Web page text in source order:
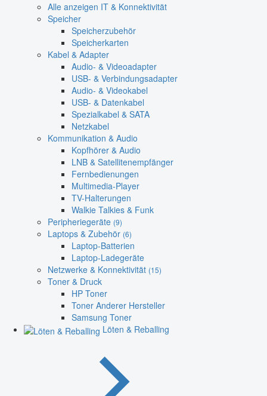
Alle anzeigen IT & Konnektivität
Speicher
Speicherzubehör
Speicherkarten
Kabel & Adapter
Audio- & Videoadapter
USB- & Verbindungsadapter
Audio- & Videokabel
USB- & Datenkabel
Spezialkabel & SATA
Netzkabel
Kommunikation & Audio
Kopfhörer & Audio
LNB & Satellitenempfänger
Fernbedienungen
Multimedia-Player
TV-Halterungen
Walkie Talkies & Funk
Peripheriegeräte (9)
Laptops & Zubehör (6)
Laptop-Batterien
Laptop-Ladegeräte
Netzwerke & Konnektivität (15)
Toner & Druck
HP Toner
Toner Anderer Hersteller
Samsung Toner
Löten & Reballing